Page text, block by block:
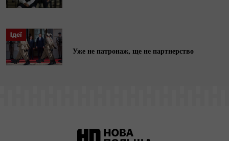
Ідеї
Уже не патронаж, ще не партнерство